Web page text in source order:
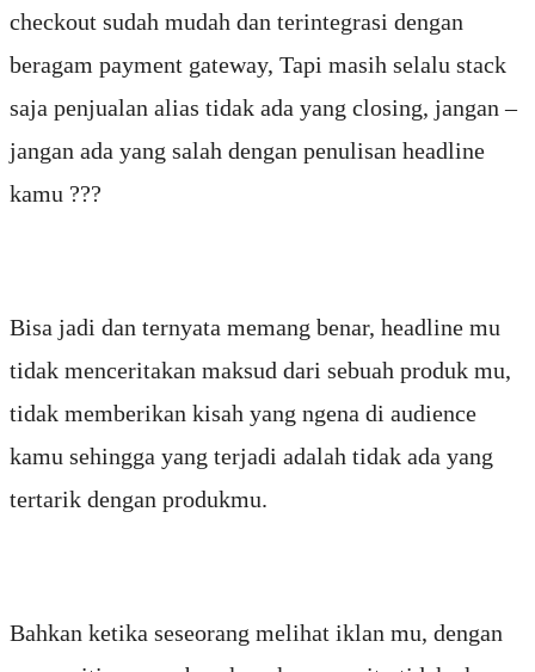
checkout sudah mudah dan terintegrasi dengan
beragam payment gateway, Tapi masih selalu stack
saja penjualan alias tidak ada yang closing, jangan –
jangan ada yang salah dengan penulisan headline
kamu ???
Bisa jadi dan ternyata memang benar, headline mu
tidak menceritakan maksud dari sebuah produk mu,
tidak memberikan kisah yang ngena di audience
kamu sehingga yang terjadi adalah tidak ada yang
tertarik dengan produkmu.
Bahkan ketika seseorang melihat iklan mu, dengan